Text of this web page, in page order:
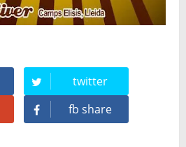
twitter
fb share